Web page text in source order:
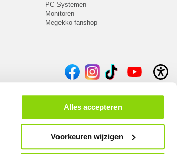
Alles accepteren
Voorkeuren wijzigen
PC Systemen
Monitoren
Megekko fanshop